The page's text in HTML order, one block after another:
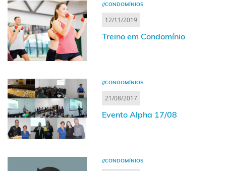
//CONDOMÍNIOS
12/11/2019
Treino em Condomínio
//CONDOMÍNIOS
21/08/2017
Evento Alpha 17/08
//CONDOMÍNIOS